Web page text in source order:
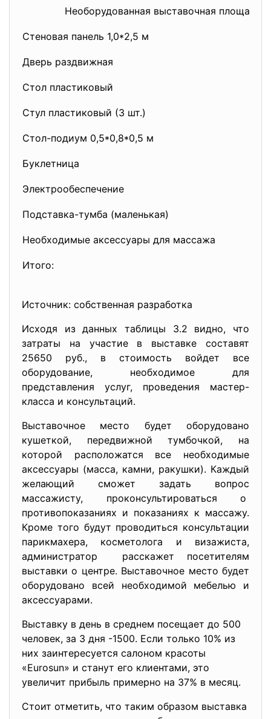
Необорудованная выставочная площадь
Стеновая панель 1,0*2,5 м
Дверь раздвижная
Стол пластиковый
Стул пластиковый (3 шт.)
Стол-подиум 0,5*0,8*0,5 м
Буклетница
Электрообеспечение
Подставка-тумба (маленькая)
Необходимые аксессуары для массажа
Итого:
Источник: собственная разработка
Исходя из данных таблицы 3.2 видно, что
затраты на участие в выставке составят
25650 руб., в стоимость войдет все
оборудование, необходимое для
представления услуг, проведения мастер-
класса и консультаций.
Выставочное место будет оборудовано
кушеткой, передвижной тумбочкой, на
которой расположатся все необходимые
аксессуары (масса, камни, ракушки). Каждый
желающий сможет задать вопрос
массажисту, проконсультироваться о
противопоказаниях и показаниях к массажу.
Кроме того будут проводиться консультации
парикмахера, косметолога и визажиста,
администратор расскажет посетителям
выставки о центре. Выставочное место будет
оборудовано всей необходимой мебелью и
аксессуарами.
Выставку в день в среднем посещает до 500
человек, за 3 дня -1500. Если только 10% из
них заинтересуется салоном красоты
«Eurosun» и станут его клиентами, это
увеличит прибыль примерно на 37% в месяц.
Стоит отметить, что таким образом выставка